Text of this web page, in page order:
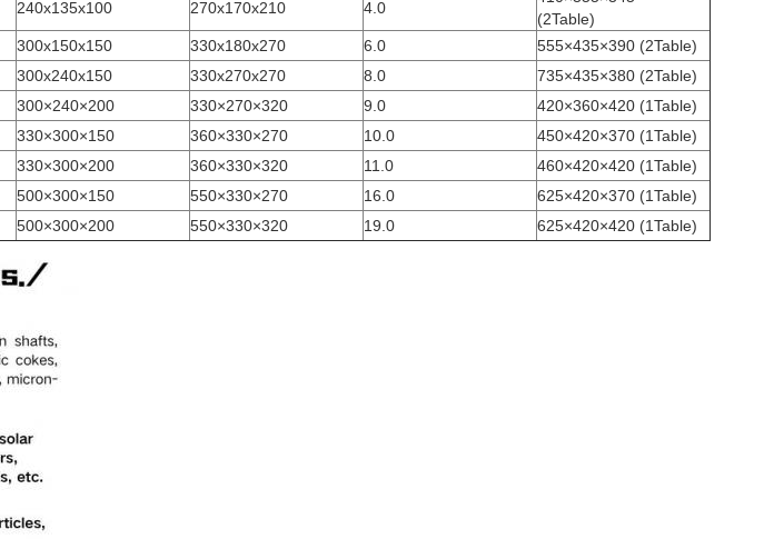
240x135x100 270x170x210 4.0
(2Table)
300x150x150 330x180x270 6.0
555×435×390 (2Table)
300x240x150 330x270x270 8.0
735×435×380 (2Table)
300×240×200 330×270×320 9.0
420×360×420 (1Table)
330×300×150 360×330×270 10.0
450×420×370 (1Table)
330×300×200 360×330×320 11.0
460×420×420 (1Table)
500×300×150 550×330×270 16.0
625×420×370 (1Table)
500×300×200 550×330×320 19.0 625×420×420 (1Table)